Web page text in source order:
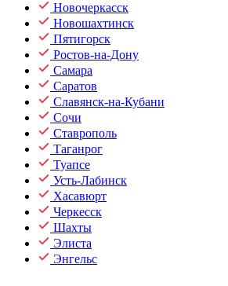
Новочеркасск
Новошахтинск
Пятигорск
Ростов-на-Дону
Самара
Саратов
Славянск-на-Кубани
Сочи
Ставрополь
Таганрог
Туапсе
Усть-Лабинск
Хасавюрт
Черкесск
Шахты
Элиста
Энгельс